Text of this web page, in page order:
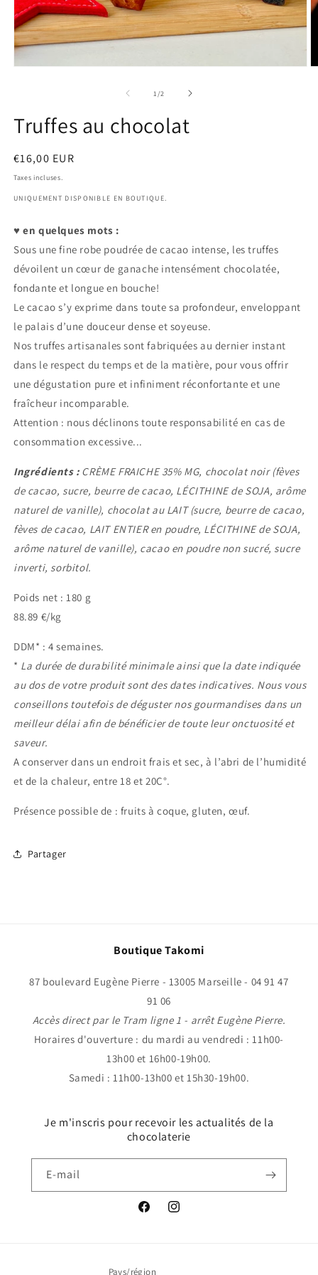
une
fenêtre
1 /de2
Truffes au chocolat
Prix
habituel
€16,00 EUR
Taxes incluses.
UNIQUEMENT DISPONIBLE EN BOUTIQUE.
♥ en quelques mots :
Sous une fine robe poudrée de cacao intense, les truffes
dévoilent un cœur de ganache intensément chocolatée,
fondante et longue en bouche!
Le cacao s’y exprime dans toute sa profondeur, enveloppant
le palais d’une douceur dense et soyeuse.
Nos truffes artisanales sont fabriquées au dernier instant
dans le respect du temps et de la matière, pour vous offrir
une dégustation pure et infiniment réconfortante et une
fraîcheur incomparable.
Attention : nous déclinons toute responsabilité en cas de
consommation excessive...
Ingrédients :CRÈME FRAICHE 35% MG, chocolat noir (fèves
de cacao, sucre, beurre de cacao, LÉCITHINE de SOJA, arôme
naturel de vanille), chocolat au LAIT (sucre, beurre de cacao,
fèves de cacao, LAIT ENTIER en poudre, LÉCITHINE de SOJA,
arôme naturel de vanille), cacao en poudre non sucré, sucre
inverti, sorbitol.
Poids net : 180 g
88.89 €/kg
DDM* : 4 semaines.
* La durée de durabilité minimale ainsi que la date indiquée
au dos de votre produit sont des dates indicatives. Nous vous
conseillons toutefois de déguster nos gourmandises dans un
meilleur délai afin de bénéficier de toute leur onctuosité et
saveur.
A conserver dans un endroit frais et sec, à l’abri de l’humidité
et de la chaleur, entre 18 et 20C°.
Présence possible de : fruits à coque, gluten, œuf.
Partager
Boutique Takomi
87 boulevard Eugène Pierre - 13005 Marseille - 04 91 47
91 06
Accès direct par le Tram ligne 1 - arrêt Eugène Pierre.
Horaires d'ouverture : du mardi au vendredi : 11h00-
13h00 et 16h00-19h00.
Samedi : 11h00-13h00 et 15h30-19h00.
Je m'inscris pour recevoir les actualités de la
chocolaterie
E-mail
FacebookInstagram
Pays/région